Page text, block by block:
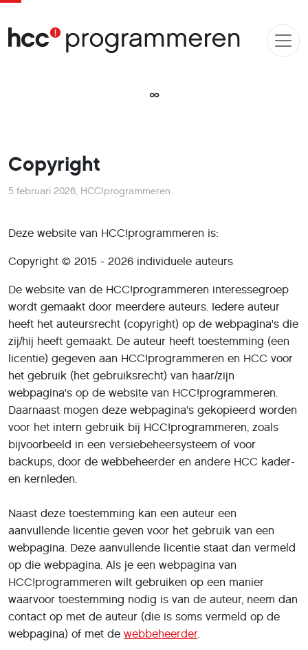
∞
Copyright
5 februari 2026, HCC!programmeren
Deze website van HCC!programmeren is:
Copyright © 2015 - 2026 individuele auteurs
De website van de HCC!programmeren interessegroep
wordt gemaakt door meerdere auteurs. Iedere auteur
heeft het auteursrecht (copyright) op de webpagina's die
zij/hij heeft gemaakt. De auteur heeft toestemming (een
licentie) gegeven aan HCC!programmeren en HCC voor
het gebruik (het gebruiksrecht) van haar/zijn
webpagina's op de website van HCC!programmeren.
Daarnaast mogen deze webpagina's gekopieerd worden
voor het intern gebruik bij HCC!programmeren, zoals
bijvoorbeeld in een versiebeheersysteem of voor
backups, door de webbeheerder en andere HCC kader-
en kernleden.
Naast deze toestemming kan een auteur een
aanvullende licentie geven voor het gebruik van een
webpagina. Deze aanvullende licentie staat dan vermeld
op die webpagina. Als je een webpagina van
HCC!programmeren wilt gebruiken op een manier
waarvoor toestemming nodig is van de auteur, neem dan
contact op met de auteur (die is soms vermeld op de
webpagina) of met de webbeheerder.